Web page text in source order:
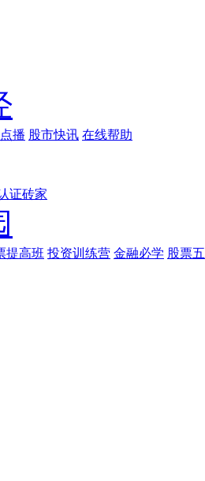
点播 股市快讯 在线帮助
证砖家
提高班 投资训练营 金融必学 股票